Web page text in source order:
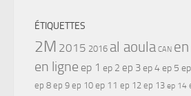
ÉTIQUETTES
2M 2015 2016 al aoula CAN
en ligne ep 1 ep 2 ep 3ep 4ep 5
ep 8 ep 9 ep 10 ep 11 ep 12 ep 13 ep 14